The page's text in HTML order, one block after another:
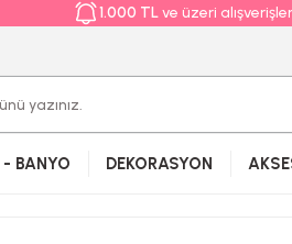
1.000 TLve üzeri
BANYO DEKORASYON